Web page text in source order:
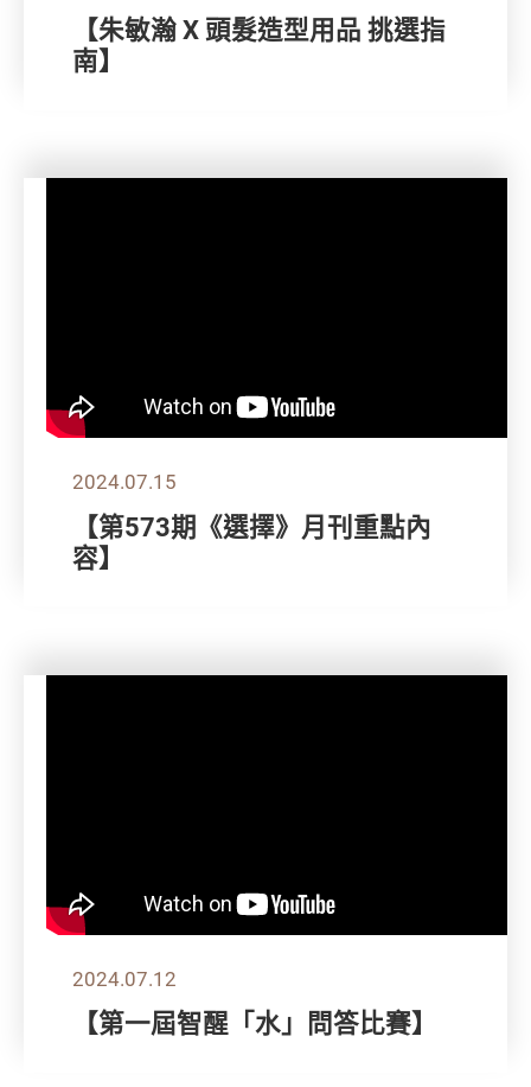
【朱敏瀚 X 頭髮造型用品 挑選指
南】
2024.07.15
【第573期《選擇》月刊重點內
容】
2024.07.12
【第一屆智醒「水」問答比賽】